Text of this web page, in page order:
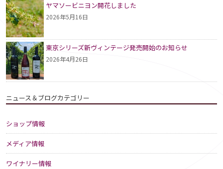
ヤマソービニヨン開花しました
2026年5月16日
東京シリーズ新ヴィンテージ発売開始のお知らせ
2026年4月26日
ニュース＆ブログカテゴリー
ショップ情報
メディア情報
ワイナリー情報